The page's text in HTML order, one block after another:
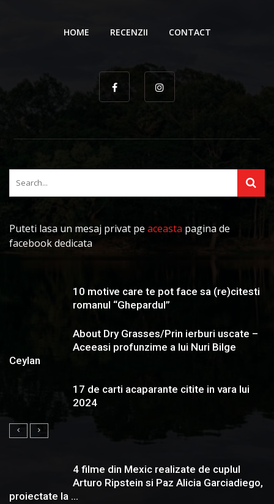
HOME RECENZII CONTACT
Puteti lasa un mesaj privat pe aceasta pagina de
facebook dedicata
10 motive care te pot face sa (re)citesti
romanul “Ghepardul”
About Dry Grasses/Prin ierburi uscate –
Aceeasi profunzime a lui Nuri Bilge
Ceylan
17 de carti acaparante citite in vara lui
2024
4 filme din Mexic realizate de cuplul
Arturo Ripstein si Paz Alicia Garciadiego,
proiectate la ...